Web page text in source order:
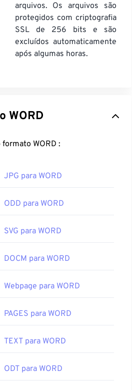
arquivos. Os arquivos são
protegidos com criptografia
SSL de 256 bits e são
excluídos automaticamente
após algumas horas.
Converter outros arquivos para o formato WORD
FreeConvert.com pode converter seus outros arquivos para o formato WORD :
JPG para WORD
ODD para WORD
SVG para WORD
DOCM para WORD
Webpage para WORD
PAGES para WORD
TEXT para WORD
ODT para WORD